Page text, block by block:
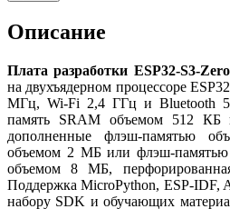
Описание
Плата разработки ESP32-S3-Zero
на двухъядерном процессоре
МГц, Wi-Fi 2,4 ГГц и Bluetooth 5.
память SRAM объемом 512
дополненные флэш-памятью
объемом 2 МБ или флэш-
объемом 8 МБ,
Поддержка MicroPython, ESP-IDF,
набору SDK и обучающих